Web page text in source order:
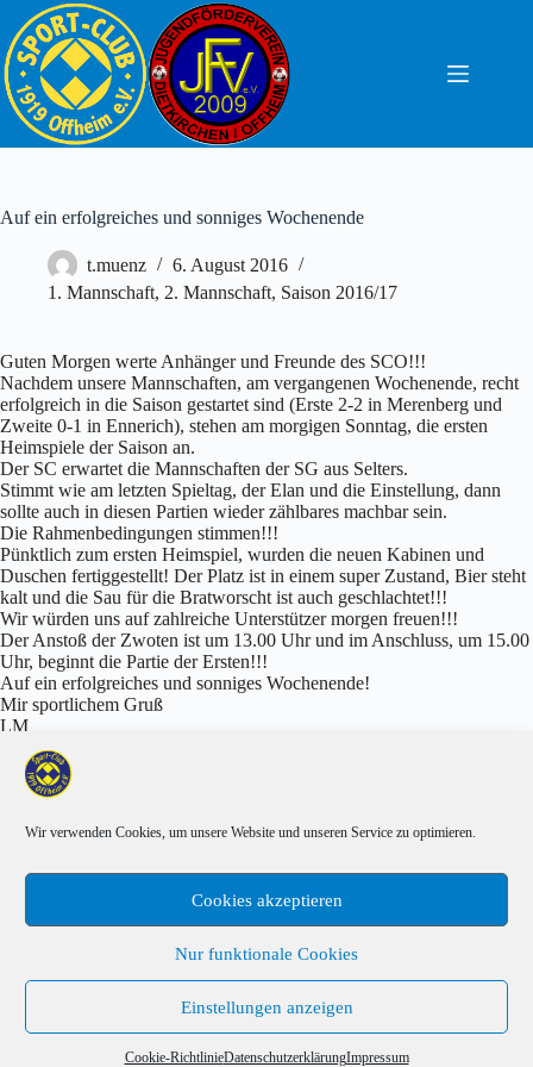
Wir verwenden Cookies, um unsere Website und unseren Service zu optimieren.
Cookies akzeptieren
Nur funktionale Cookies
Einstellungen anzeigen
Cookie-RichtlinieDatenschutzerklärungImpressum
Inhalt
springen
Auf ein erfolgreiches und sonniges Wochenende
t.muenz
6. August 2016
1. Mannschaft, 2. Mannschaft, Saison 2016/17
Guten Morgen werte Anhänger und Freunde des SCO!!!
Nachdem unsere Mannschaften, am vergangenen Wochenende, recht
erfolgreich in die Saison gestartet sind (Erste 2-2 in Merenberg und
Zweite 0-1 in Ennerich), stehen am morgigen Sonntag, die ersten
Heimspiele der Saison an.
Der SC erwartet die Mannschaften der SG aus Selters.
Stimmt wie am letzten Spieltag, der Elan und die Einstellung, dann
sollte auch in diesen Partien wieder zählbares machbar sein.
Die Rahmenbedingungen stimmen!!!
Pünktlich zum ersten Heimspiel, wurden die neuen Kabinen und
Duschen fertiggestellt! Der Platz ist in einem super Zustand, Bier steht
kalt und die Sau für die Bratworscht ist auch geschlachtet!!!
Wir würden uns auf zahlreiche Unterstützer morgen freuen!!!
Der Anstoß der Zwoten ist um 13.00 Uhr und im Anschluss, um 15.00
Uhr, beginnt die Partie der Ersten!!!
Auf ein erfolgreiches und sonniges Wochenende!
Mir sportlichem Gruß
LM
Sponsoren Cookie-Richtlinie (EU)
Impressum
Datenschutzerklärung